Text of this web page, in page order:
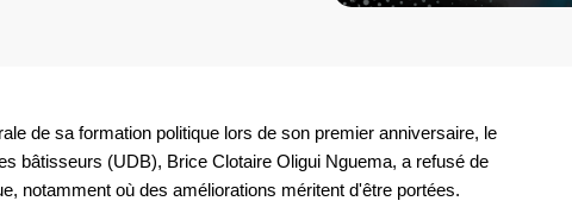
de sa formation politique lors de son premier anniversaire, le
bâtisseurs (UDB), Brice Clotaire Oligui Nguema, a refusé de
notamment où des améliorations méritent d'être portées.